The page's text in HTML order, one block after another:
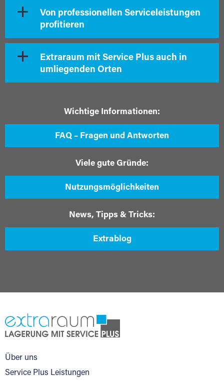
Von professionellen Serviceleistungen
profitieren
Extraraum mit Service Plus auch in
umliegenden Orten
Wichtige Informationen:
FAQ – Fragen und Antworten
Viele gute Gründe:
Nutzungsmöglichkeiten
News, Tipps & Tricks:
Extrablog
Über uns
Service Plus Leistungen